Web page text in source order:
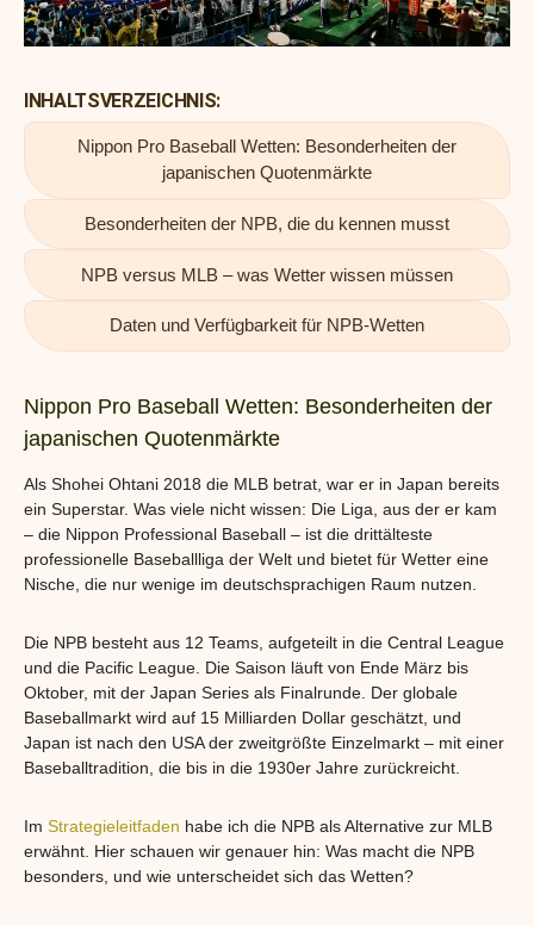
INHALTSVERZEICHNIS
Nippon Pro Baseball Wetten: Besonderheiten der
japanischen Quotenmärkte
Besonderheiten der NPB, die du kennen musst
NPB versus MLB – was Wetter wissen müssen
Daten und Verfügbarkeit für NPB-Wetten
Nippon Pro Baseball Wetten: Besonderheiten der
japanischen Quotenmärkte
Als Shohei Ohtani 2018 die MLB betrat, war er in Japan bereits
ein Superstar. Was viele nicht wissen: Die Liga, aus der er kam
– die Nippon Professional Baseball – ist die drittälteste
professionelle Baseballliga der Welt und bietet für Wetter eine
Nische, die nur wenige im deutschsprachigen Raum nutzen.
Die NPB besteht aus 12 Teams, aufgeteilt in die Central League
und die Pacific League. Die Saison läuft von Ende März bis
Oktober, mit der Japan Series als Finalrunde. Der globale
Baseballmarkt wird auf 15 Milliarden Dollar geschätzt, und
Japan ist nach den USA der zweitgrößte Einzelmarkt – mit einer
Baseballtradition, die bis in die 1930er Jahre zurückreicht.
Im Strategieleitfaden habe ich die NPB als Alternative zur MLB
erwähnt. Hier schauen wir genauer hin: Was macht die NPB
besonders, und wie unterscheidet sich das Wetten?